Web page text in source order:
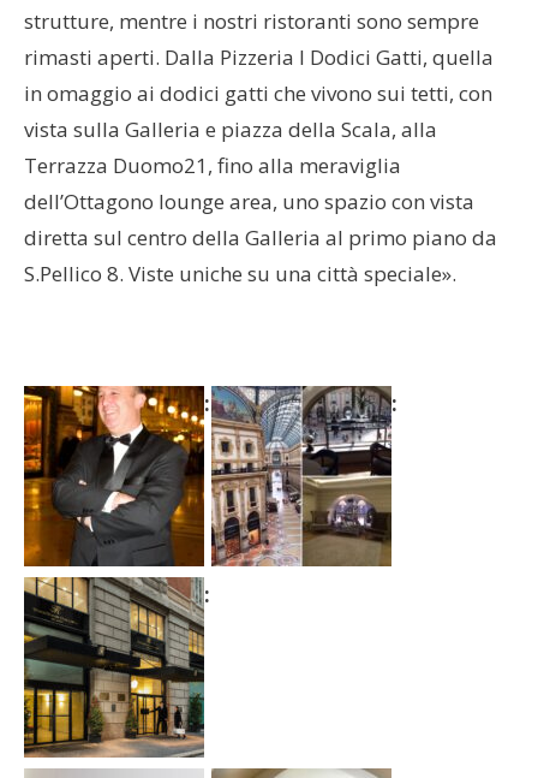
strutture, mentre i nostri ristoranti sono sempre
rimasti aperti. Dalla Pizzeria I Dodici Gatti, quella
in omaggio ai dodici gatti che vivono sui tetti, con
vista sulla Galleria e piazza della Scala, alla
Terrazza Duomo21, fino alla meraviglia
dell’Ottagono lounge area, uno spazio con vista
diretta sul centro della Galleria al primo piano da
S.Pellico 8. Viste uniche su una città speciale».